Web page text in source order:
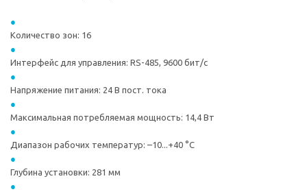
Количество зон: 16
Интерфейс для управления: RS-485, 9600 бит/с
Напряжение питания: 24 В пост. тока
Максимальная потребляемая мощность: 14,4 Вт
Диапазон рабочих температур: –10...+40 °С
Глубина установки: 281 мм